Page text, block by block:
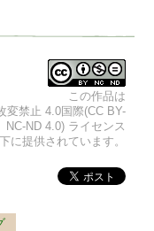
この作品は
変禁止 4.0国際(CC BY-
NC-ND 4.0) ライセンス
に提供されています。